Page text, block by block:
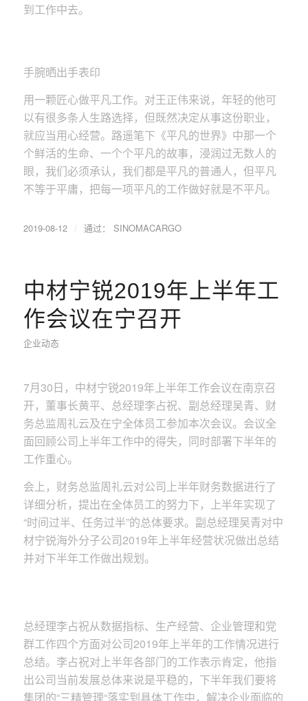
到工作中去。
手腕晒出手表印
用一颗匠心做平凡工作。对王正伟来说，年轻的他可
以有很多条人生路选择，但既然决定从事这份职业，
就应当用心经营。路遥笔下《平凡的世界》中那一个
个鲜活的生命、一个个平凡的故事，浸润过无数人的
眼，我们必须承认，我们都是平凡的普通人，但平凡
不等于平庸，把每一项平凡的工作做好就是不平凡。
2019-08-12 / 通过： SINOMACARGO
中材宁锐2019年上半年工
作会议在宁召开
企业动态
7月30日，中材宁锐2019年上半年工作会议在南京召
开，董事长黄平、总经理李占祝、副总经理吴青、财
务总监周礼云及在宁全体员工参加本次会议。会议全
面回顾公司上半年工作中的得失，同时部署下半年的
工作重心。
会上，财务总监周礼云对公司上半年财务数据进行了
详细分析，提出在全体员工的努力下，上半年实现了
“时间过半、任务过半”的总体要求。副总经理吴青对中
材宁锐海外分子公司2019年上半年经营状况做出总结
并对下半年工作做出规划。
总经理李占祝从数据指标、生产经营、企业管理和党
群工作四个方面对公司2019年上半年的工作情况进行
总结。李占祝对上半年各部门的工作表示肯定，他指
出公司当前发展总体来说是平稳的，下半年我们要将
集团的“三精管理“落实到具体工作中，解决企业面临的